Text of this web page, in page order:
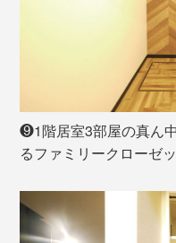
❾1階居室3部屋の真ん
るファミリークローゼッ